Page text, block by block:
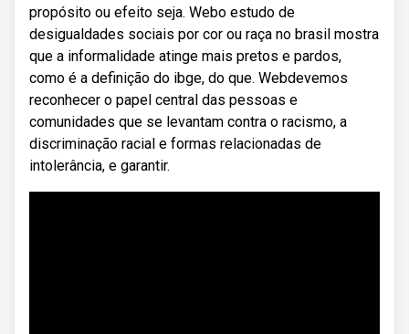
propósito ou efeito seja. Webo estudo de
desigualdades sociais por cor ou raça no brasil mostra
que a informalidade atinge mais pretos e pardos,
como é a definição do ibge, do que. Webdevemos
reconhecer o papel central das pessoas e
comunidades que se levantam contra o racismo, a
discriminação racial e formas relacionadas de
intolerância, e garantir.